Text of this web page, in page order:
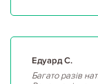
Едуард С.
Багато разів